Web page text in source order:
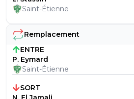
Saint-Étienne
Remplacement
ENTRE
P. Eymard
Saint-Étienne
SORT